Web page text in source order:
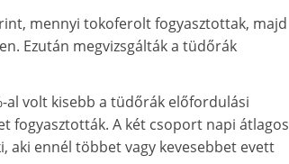
mennyi tokoferolt fogyasztottak, majd
Ezután megvizsgálták a tüdőrák
al volt kisebb a tüdőrák előfordulási
fogyasztották. A két csoport napi átlagos
aki ennél többet vagy kevesebbet evett